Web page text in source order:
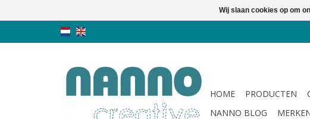
HOME PRODUCTEN
NANNO BLOG
Wij slaan cookies op om